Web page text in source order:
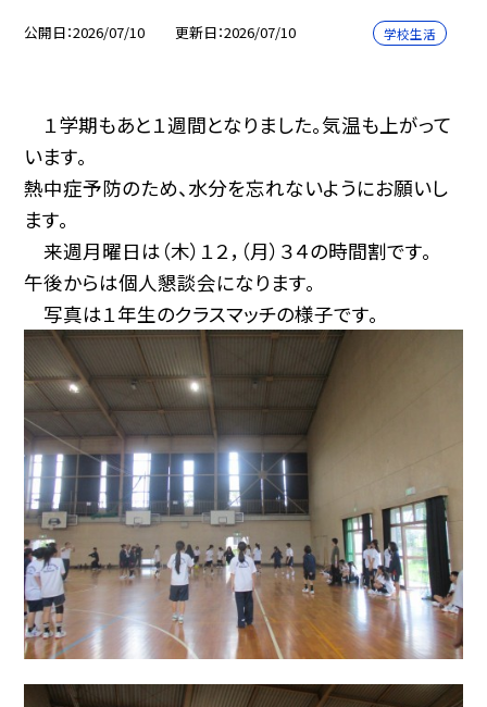
公開日 2026/07/10 更新日 2026/07/10 学校生活
１学期もあと１週間となりました。気温も上がって
います。
熱中症予防のため、水分を忘れないようにお願いし
ます。
来週月曜日は（木）１２，（月）３４の時間割です。
午後からは個人懇談会になります。
写真は１年生のクラスマッチの様子です。